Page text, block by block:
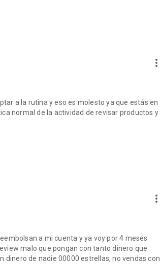
Seller.
more_vert
a la rutina y eso es molesto ya que estás en
normal de la actividad de revisar productos y
more_vert
a mi cuenta y ya voy por 4 meses
malo que pongan con tanto dinero que
dinero de nadie 00000 estrellas, no vendas con